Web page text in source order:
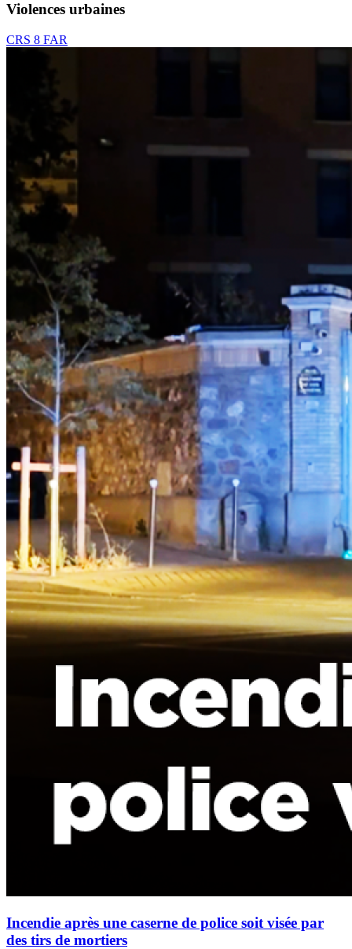
Violences urbaines
CRS 8 FAR
Incendie après une caserne de police soit visée par
des tirs de mortiers